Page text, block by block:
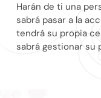
Harán de ti una
sabrá pasar a la
tendrá su propia
sabrá gestionar su